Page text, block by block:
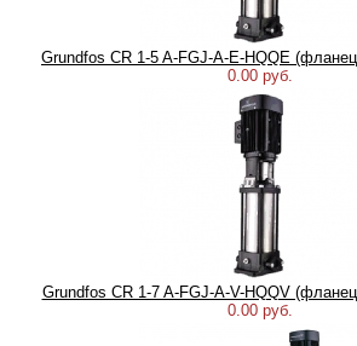
Grundfos CR 1-5 A-FGJ-A-E-HQQE
0.00 руб.
Grundfos CR 1-7 A-FGJ-A-V-HQQV
0.00 руб.